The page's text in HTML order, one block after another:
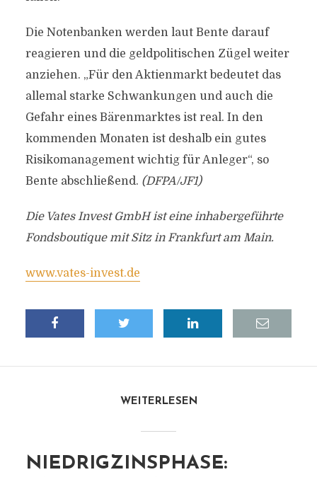
Die Notenbanken werden laut Bente darauf
reagieren und die geldpolitischen Zügel weiter
anziehen. „Für den Aktienmarkt bedeutet das
allemal starke Schwankungen und auch die
Gefahr eines Bärenmarktes ist real. In den
kommenden Monaten ist deshalb ein gutes
Risikomanagement wichtig für Anleger“, so
Bente abschließend. (DFPA/JF1)
Die Vates Invest GmbH ist eine inhabergeführte
Fondsboutique mit Sitz in Frankfurt am Main.
www.vates-invest.de
WEITERLESEN
NIEDRIGZINSPHASE: